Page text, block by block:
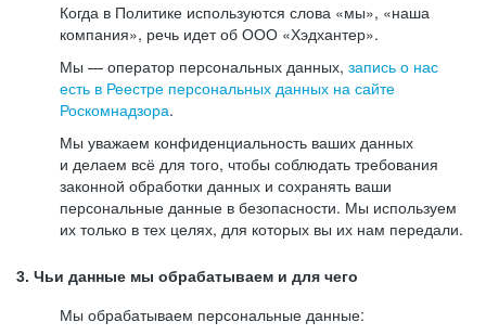
Когда в Политике используются слова «мы», «наша
компания», речь идет об ООО «Хэдхантер».
Мы — оператор персональных данных, запись о нас
есть в Реестре персональных данных на сайте
Роскомнадзора.
Мы уважаем конфиденциальность ваших данных
и делаем всё для того, чтобы соблюдать требования
законной обработки данных и сохранять ваши
персональные данные в безопасности. Мы используем
их только в тех целях, для которых вы их нам передали.
3. Чьи данные мы обрабатываем и для чего
Мы обрабатываем персональные данные: